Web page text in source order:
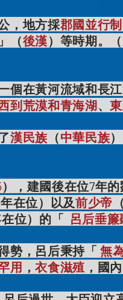
，地方採郡國並行制
（後漢）等時期。
個在黃河流域和長
到荒漠和青海湖、
漢民族 （中華民族
），建國後在位7年
在位）以及前少帝 （
在位）的「 呂后垂
勢，呂后秉持「無
用 ，衣食滋殖 ，國